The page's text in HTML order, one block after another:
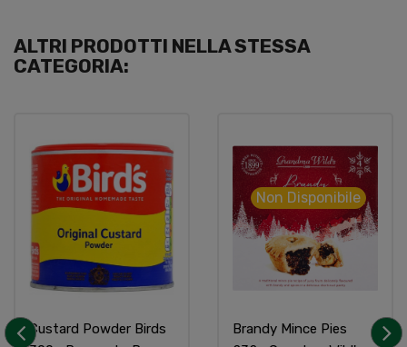
ALTRI PRODOTTI NELLA STESSA
CATEGORIA:
Custard Powder Birds
Brandy Mince Pies
Non Disponibile